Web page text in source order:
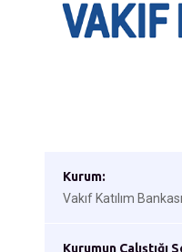
Kurum:
Vakıf Katılım Bankası
Kurumun Çalıştığı